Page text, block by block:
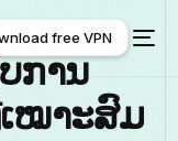
free VPN
ການ
ໝາະສົມ